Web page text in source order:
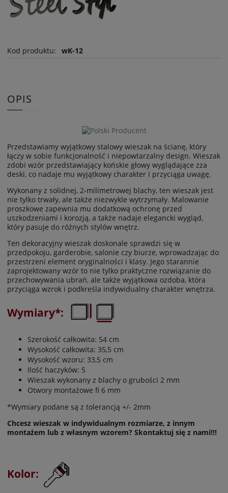
Kod produktu: wK-12
OPIS
Przedstawiamy wyjątkowy stalowy wieszak na ścianę, który
łączy w sobie funkcjonalność i niepowtarzalny design. Wieszak
zdobi wzór przedstawiający końskie głowy wyglądające zza
deski, co nadaje mu wyjątkowy charakter i przyciąga uwagę.
Wykonany z solidnej, 2-milimetrowej blachy, ten wieszak jest
nie tylko trwały, ale także niezwykle wytrzymały. Malowanie
proszkowe zapewnia mu dodatkową ochronę przed
uszkodzeniami i korozją, a także nadaje elegancki wygląd,
który pasuje do różnych stylów wnętrz.
Ten dekoracyjny wieszak doskonale sprawdzi się w
przedpokoju, garderobie, salonie czy biurze, wprowadzając do
przestrzeni element oryginalności i klasy. Jego starannie
zaprojektowany wzór to nie tylko praktyczne rozwiązanie do
przechowywania ubrań, ale także wyjątkowa ozdoba, która
przyciąga wzrok i podkreśla indywidualny charakter wnętrza.
Wymiary*:
Szerokość całkowita: 54 cm
Wysokość całkowita: 35,5 cm
Wysokość wzoru: 33,5 cm
Ilość haczyków: 5
Wieszak wykonany z blachy o grubości 2 mm
Otwory montażowe fi 6 mm
*Wymiary podane są z tolerancją +/- 2mm
Chcesz wieszak w indywidualnym rozmiarze, z innym
montażem lub z własnym wzorem? Skontaktuj się z nami!!!
Kolor: